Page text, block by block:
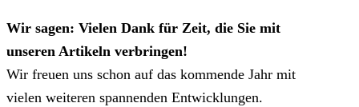
Wir sagen: Vielen Dank für Zeit, die Sie mit
unseren Artikeln verbringen!
Wir freuen uns schon auf das kommende Jahr mit
vielen weiteren spannenden Entwicklungen.